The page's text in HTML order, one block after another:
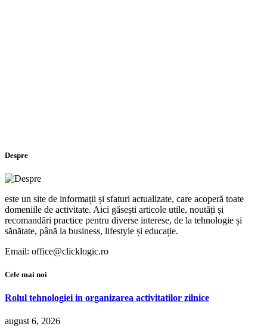
Despre
este un site de informații și sfaturi actualizate, care acoperă toate
domeniile de activitate. Aici găsești articole utile, noutăți și
recomandări practice pentru diverse interese, de la tehnologie și
sănătate, până la business, lifestyle și educație.
Email: office@clicklogic.ro
Cele mai noi
Rolul tehnologiei in organizarea activitatilor zilnice
august 6, 2026